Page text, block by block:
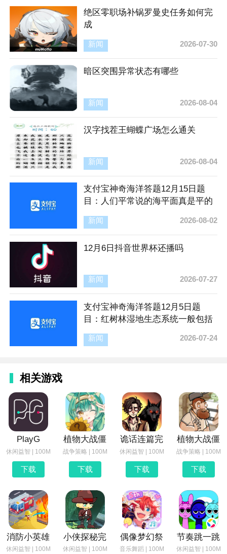
绝区零职场补锅罗曼史任务如何完
成
新闻 2026-07-30
暗区突围异常状态有哪些
新闻 2026-08-04
汉字找茬王蝴蝶广场怎么通关
新闻 2026-08-04
支付宝神奇海洋答题12月15日题
目：人们平常说的海平面真是平的
新闻 2026-08-02
12月6日抖音世界杯还播吗
新闻 2026-07-27
支付宝神奇海洋答题12月5日题
目：红树林湿地生态系统一般包括
新闻 2026-07-24
相关游戏
PlayG
休闲益智 | 100M
下载
植物大战僵
战争策略 | 100M
下载
诡话连篇完
休闲益智 | 100M
下载
植物大战僵
战争策略 | 100M
下载
消防小英雄
休闲益智 | 100M
小侠探秘完
休闲益智 | 100M
偶像梦幻祭
音乐舞蹈 | 100M
节奏跳一跳
休闲益智 | 100M